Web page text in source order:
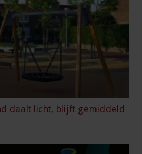
daalt licht, blijft gemiddeld